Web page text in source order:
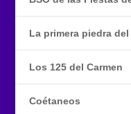
La primera piedra del
Los 125 del Carmen
Coétaneos